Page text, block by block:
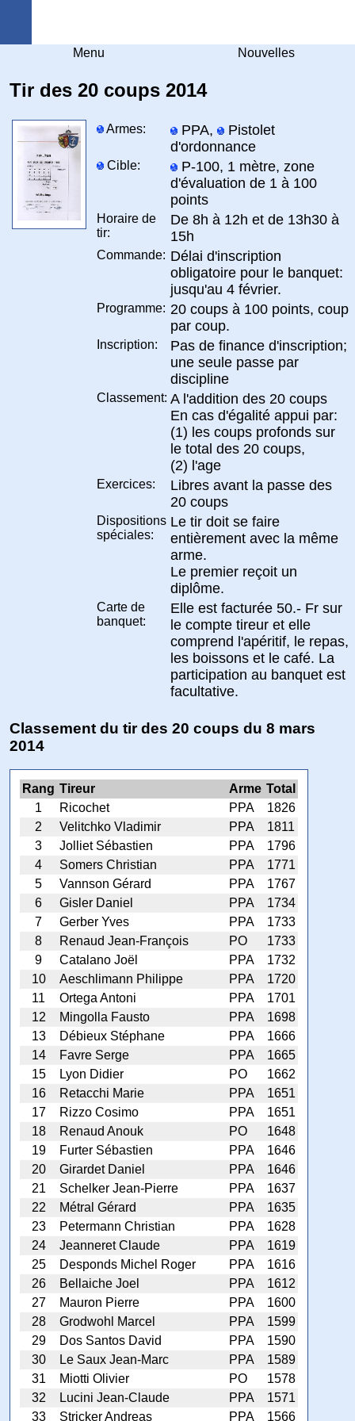
Menu Nouvelles
Tir des 20 coups 2014
Armes: PPA,
Pistolet
d'ordonnance
Cible:
P-100, 1 mètre, zone
d'évaluation de 1 à 100
points
Horaire de
tir:
De 8h à 12h et de 13h30 à
15h
Commande: Délai d'inscription
obligatoire pour le banquet:
jusqu'au 4 février.
Programme: 20 coups à 100 points, coup
par coup.
Inscription:
Pas de finance d'inscription;
une seule passe par
discipline
Classement: A l'addition des 20 coups
En cas d'égalité appui par:
(1) les coups profonds sur
le total des 20 coups,
(2) l'age
Exercices:
Libres avant la passe des
20 coups
Dispositions
spéciales:
Le tir doit se faire
entièrement avec la même
arme.
Le premier reçoit un
diplôme.
Carte de
banquet:
Elle est facturée 50.- Fr sur
le compte tireur et elle
comprend l'apéritif, le repas,
les boissons et le café. La
participation au banquet est
facultative.
Classement du tir des 20 coups du 8 mars
2014
Rang Tireur Arme Total
1
Ricochet PPA
1826
2
Velitchko Vladimir PPA
1811
3
Jolliet Sébastien PPA
1796
4
Somers Christian PPA
1771
5
Vannson Gérard PPA
1767
6
Gisler Daniel PPA
1734
7
Gerber Yves PPA
1733
8
Renaud Jean-François PO
1733
9
Catalano Joël PPA
1732
10
Aeschlimann Philippe PPA
1720
11
Ortega Antoni PPA
1701
12
Mingolla Fausto PPA
1698
13
Débieux Stéphane PPA
1666
14
Favre Serge PPA
1665
15
Lyon Didier PO
1662
16
Retacchi Marie PPA
1651
17
Rizzo Cosimo PPA
1651
18
Renaud Anouk PO
1648
19
Furter Sébastien PPA
1646
20
Girardet Daniel PPA
1646
21
Schelker Jean-Pierre PPA
1637
22
Métral Gérard PPA
1635
23
Petermann Christian PPA
1628
24
Jeanneret Claude PPA
1619
25
Desponds Michel Roger PPA
1616
26
Bellaiche Joel PPA
1612
27
Mauron Pierre PPA
1600
28
Grodwohl Marcel PPA
1599
29
Dos Santos David PPA
1590
30
Le Saux Jean-Marc PPA
1589
31
Miotti Olivier PO
1578
32
Lucini Jean-Claude PPA
1571
33
Stricker Andreas PPA 1566